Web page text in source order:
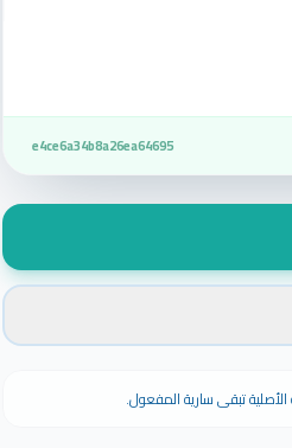
e4ce6a34b8a26ea64695